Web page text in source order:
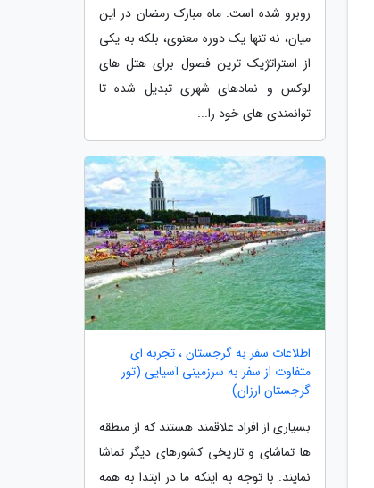
روبرو شده است. ماه مبارک رمضان در این
میان، نه تنها یک دوره معنوی، بلکه به یکی
از استراتژیک ترین فصول برای هتل های
لوکس و نمادهای شهری تبدیل شده تا
توانمندی های خود را...
اطلاعات سفر به گرجستان ، تجربه ای
متفاوت از سفر به سرزمینی آسیایی (تور
گرجستان ارزان)
بسیاری از افراد علاقمند هستند که از منطقه
ها تماشای و تاریخی کشورهای دیگر تماشا
نمایند. با توجه به اینکه ما در ابتدا به همه